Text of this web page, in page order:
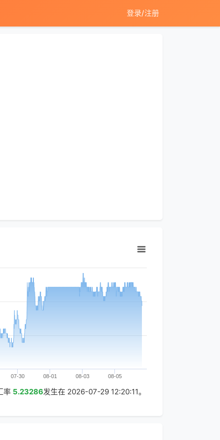
登录/注册
07-30 08-01 08-03 08-05
率 5.23286发生在 2026-07-29 12:20:11。